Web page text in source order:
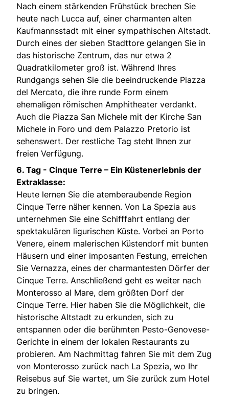
Nach einem stärkenden Frühstück brechen Sie
heute nach Lucca auf, einer charmanten alten
Kaufmannsstadt mit einer sympathischen Altstadt.
Durch eines der sieben Stadttore gelangen Sie in
das historische Zentrum, das nur etwa 2
Quadratkilometer groß ist. Während Ihres
Rundgangs sehen Sie die beeindruckende Piazza
del Mercato, die ihre runde Form einem
ehemaligen römischen Amphitheater verdankt.
Auch die Piazza San Michele mit der Kirche San
Michele in Foro und dem Palazzo Pretorio ist
sehenswert. Der restliche Tag steht Ihnen zur
freien Verfügung.
6. Tag - Cinque Terre – Ein Küstenerlebnis der
Extraklasse:
Heute lernen Sie die atemberaubende Region
Cinque Terre näher kennen. Von La Spezia aus
unternehmen Sie eine Schifffahrt entlang der
spektakulären ligurischen Küste. Vorbei an Porto
Venere, einem malerischen Küstendorf mit bunten
Häusern und einer imposanten Festung, erreichen
Sie Vernazza, eines der charmantesten Dörfer der
Cinque Terre. Anschließend geht es weiter nach
Monterosso al Mare, dem größten Dorf der
Cinque Terre. Hier haben Sie die Möglichkeit, die
historische Altstadt zu erkunden, sich zu
entspannen oder die berühmten Pesto-Genovese-
Gerichte in einem der lokalen Restaurants zu
probieren. Am Nachmittag fahren Sie mit dem Zug
von Monterosso zurück nach La Spezia, wo Ihr
Reisebus auf Sie wartet, um Sie zurück zum Hotel
zu bringen.